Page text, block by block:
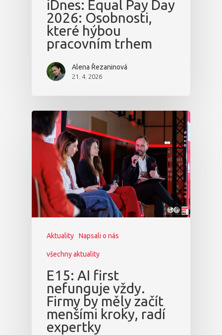
iDnes: Equal Pay Day
2026: Osobnosti,
které hýbou
pracovním trhem
Alena Řezaninová
21. 4. 2026
Aktuality Napsali o nás
všechny aktuality
E15: AI first
nefunguje vždy.
Firmy by měly začít
menšími kroky, radí
expertky
Osobnosti
Dopad
Vstupenky